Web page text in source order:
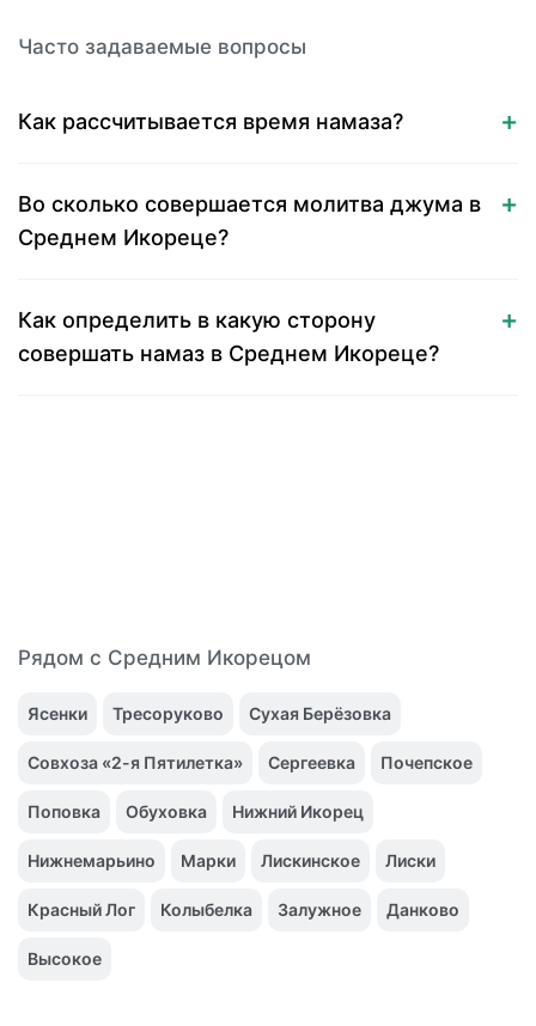
Часто задаваемые вопросы
Как рассчитывается время намаза?
Во сколько совершается молитва джума в
Среднем Икореце?
Как определить в какую сторону
совершать намаз в Среднем Икореце?
Рядом с Средним Икорецом
Ясенки Тресоруково Сухая Берёзовка
Совхоза «2-я Пятилетка» Сергеевка Почепское
Поповка Обуховка Нижний Икорец
Нижнемарьино Марки Лискинское Лиски
Красный Лог Колыбелка Залужное Данково
Высокое